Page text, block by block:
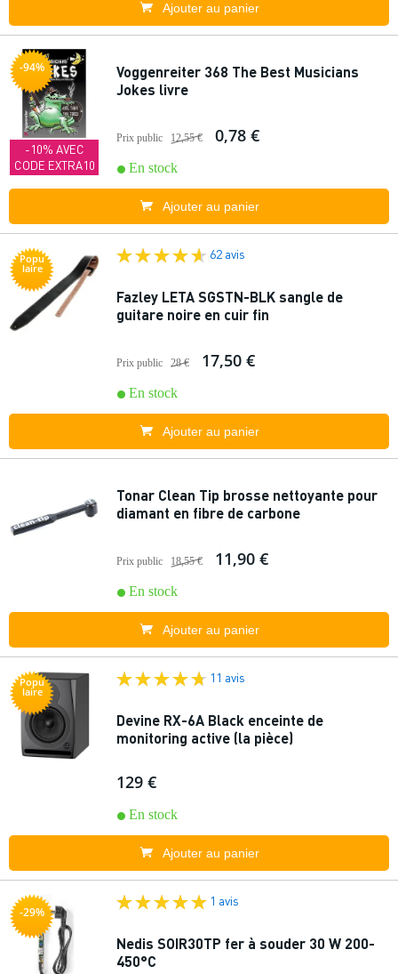
Ajouter au panier
-94%
-10% AVEC
CODE EXTRA10
Voggenreiter 368 The Best Musicians
Jokes livre
Prix public 12,55 € 0,78 €
En stock
Ajouter au panier
Popu
laire
62 avis
Fazley LETA SGSTN-BLK sangle de
guitare noire en cuir fin
Prix public 28 € 17,50 €
En stock
Ajouter au panier
Tonar Clean Tip brosse nettoyante pour
diamant en fibre de carbone
Prix public 18,55 € 11,90 €
En stock
Ajouter au panier
Popu
laire
11 avis
Devine RX-6A Black enceinte de
monitoring active (la pièce)
129 €
En stock
Ajouter au panier
-29%
1 avis
Nedis SOIR30TP fer à souder 30 W 200-
450°C